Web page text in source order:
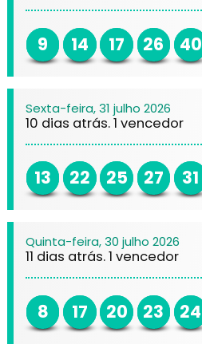
9 14 17 26 40
Sexta-feira, 31 julho 2026
10 dias atrás. 1 vencedor
13 22 25 27 31
Quinta-feira, 30 julho 2026
11 dias atrás. 1 vencedor
8 17 20 23 24